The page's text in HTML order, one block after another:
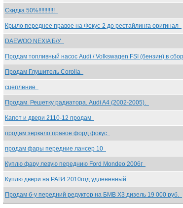
Скидка 50%!!!!!!!!!!!
Крыло переднее правое на Фокус-2 до рестайлинга оригинал
DAEWOO NEXIA Б/У
Продам топливный насос Audi / Volkswagen FSI (бензин) в
Продам Глушитель Corolla
сцепление
Продам. Решетку радиатора. Audi A4 (2002-2005).
Капот и двери 2110-12 продам
продам зеркало правое форд фокус
продам фары передние лансер 10
Куплю фару левую переднию Ford Mondeo 2006г
Куплю двери на РАВ4 2010год удлененный
Продам б-у передний редуктор на БМВ Х3 дизель 19 000 руб.